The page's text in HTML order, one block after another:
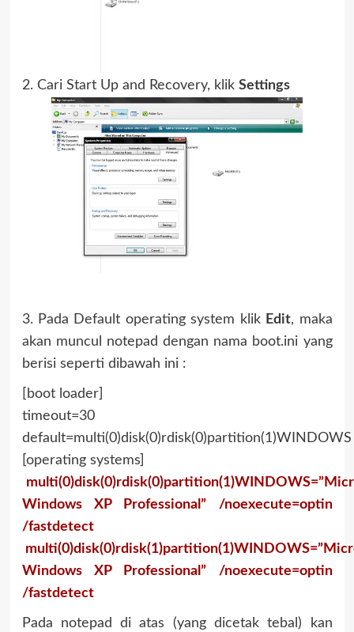
2. Cari Start Up and Recovery, klik Settings
3. Pada Default operating system klik Edit, maka
akan muncul notepad dengan nama boot.ini yang
berisi seperti dibawah ini :
[boot loader]
timeout=30
default=multi(0)disk(0)rdisk(0)partition(1)WINDOWS
[operating systems]
Windows XP Professional” /noexecute=optin
/fastdetect
Windows XP Professional” /noexecute=optin
/fastdetect
Pada notepad di atas (yang dicetak tebal) kan